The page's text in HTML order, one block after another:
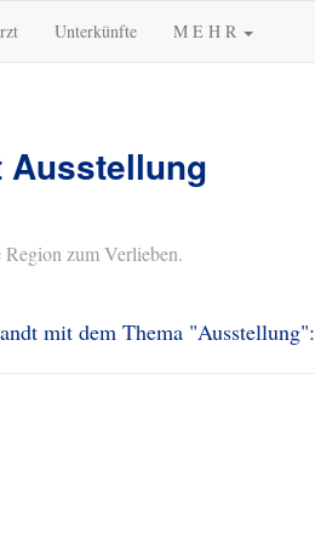
Unterkünfte M E H R
zum Verlieben.
mit dem Thema "Ausstellung":